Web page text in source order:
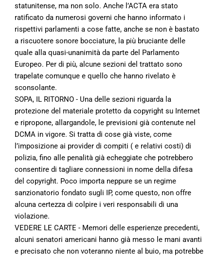
statunitense, ma non solo. Anche l’ACTA era stato
ratificato da numerosi governi che hanno informato i
rispettivi parlamenti a cose fatte, anche se non è bastato
a riscuotere sonore bocciature, la più bruciante delle
quale alla quasi-unanimità da parte del Parlamento
Europeo. Per di più, alcune sezioni del trattato sono
trapelate comunque e quello che hanno rivelato è
sconsolante.
SOPA, IL RITORNO - Una delle sezioni riguarda la
protezione del materiale protetto da copyright su Internet
e ripropone, allargandole, le previsioni già contenute nel
DCMA in vigore. Si tratta di cose già viste, come
l’imposizione ai provider di compiti ( e relativi costi) di
polizia, fino alle penalità già echeggiate che potrebbero
consentire di tagliare connessioni in nome della difesa
del copyright. Poco importa neppure se un regime
sanzionatorio fondato sugli IP, come questo, non offre
alcuna certezza di colpire i veri responsabili di una
violazione.
VEDERE LE CARTE - Memori delle esperienze precedenti,
alcuni senatori americani hanno già messo le mani avanti
e precisato che non voteranno niente al buio, ma potrebbe